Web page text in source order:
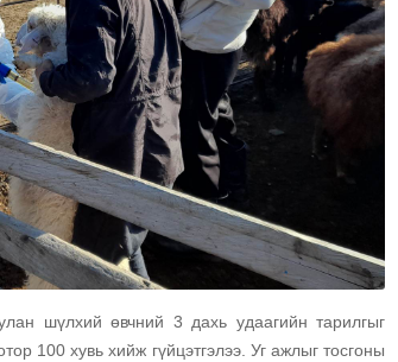
шүлхий өвчний 3 дахь удаагийн тарилгыг
100 хувь хийж гүйцэтгэлээ. Уг ажлыг тосгоны